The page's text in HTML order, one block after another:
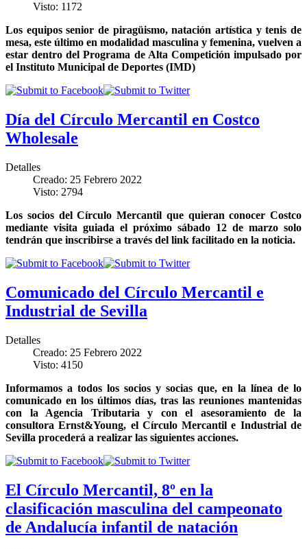
Visto: 1172
Los equipos senior de piragüismo, natación artística y tenis de
mesa, este último en modalidad masculina y femenina, vuelven a
estar dentro del Programa de Alta Competición impulsado por
el Instituto Municipal de Deportes (IMD)
Día del Círculo Mercantil en Costco
Wholesale
Detalles
Creado: 25 Febrero 2022
Visto: 2794
Los socios del Círculo Mercantil que quieran conocer Costco
mediante visita guiada el próximo sábado 12 de marzo solo
tendrán que inscribirse a través del link facilitado en la noticia.
Comunicado del Círculo Mercantil e
Industrial de Sevilla
Detalles
Creado: 25 Febrero 2022
Visto: 4150
Informamos a todos los socios y socias que, en la línea de lo
comunicado en los últimos días, tras las reuniones mantenidas
con la Agencia Tributaria y con el asesoramiento de la
consultora Ernst&Young, el Círculo Mercantil e Industrial de
Sevilla procederá a realizar las siguientes acciones.
El Círculo Mercantil, 8º en la
clasificación masculina del campeonato
de Andalucía infantil de natación